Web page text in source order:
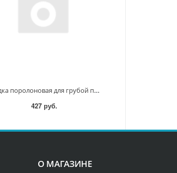
Насадка поролоновая для грубой полировки (тип волнистый, цвет оранжевый ) 150 мм D-62614 D-62614
427 руб.
О МАГАЗИНЕ